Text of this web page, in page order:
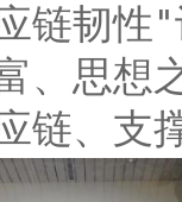
链韧性
、思想
链、支